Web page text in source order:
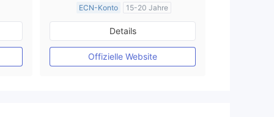
ECN-Konto
15-20 Jahre
Vereinigtes KönigreichRegulierung
Market Making (MM)
MT4-Volllizenz
Details
Offizielle Website